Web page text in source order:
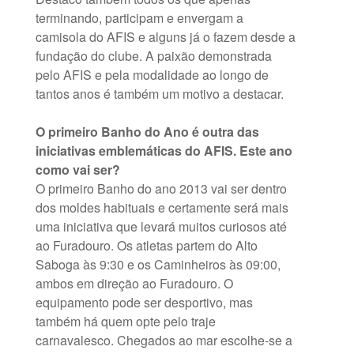
terminando, participam e envergam a
camisola do AFIS e alguns já o fazem desde a
fundação do clube. A paixão demonstrada
pelo AFIS e pela modalidade ao longo de
tantos anos é também um motivo a destacar.
O primeiro Banho do Ano é outra das
iniciativas emblemáticas do AFIS. Este ano
como vai ser?
O primeiro Banho do ano 2013 vai ser dentro
dos moldes habituais e certamente será mais
uma iniciativa que levará muitos curiosos até
ao Furadouro. Os atletas partem do Alto
Saboga às 9:30 e os Caminheiros às 09:00,
ambos em direção ao Furadouro. O
equipamento pode ser desportivo, mas
também há quem opte pelo traje
carnavalesco. Chegados ao mar escolhe-se a